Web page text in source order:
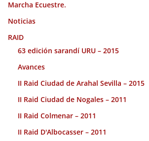
Marcha Ecuestre.
Noticias
RAID
63 edición sarandí URU – 2015
Avances
II Raid Ciudad de Arahal Sevilla – 2015
II Raid Ciudad de Nogales – 2011
II Raid Colmenar – 2011
II Raid D'Albocasser – 2011